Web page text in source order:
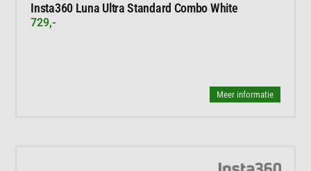
Insta360 Luna Ultra Standard Combo White
729,-
Meer informatie